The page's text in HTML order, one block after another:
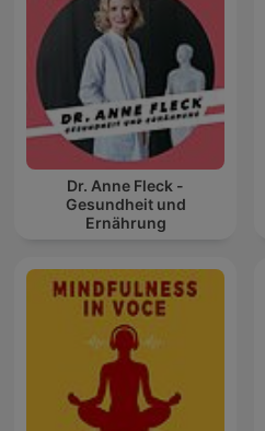
Dr. Anne Fleck -
Gesundheit und
Ernährung